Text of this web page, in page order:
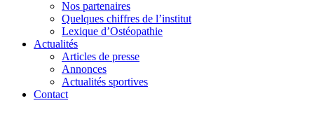
Nos partenaires
Quelques chiffres de l’institut
Lexique d’Ostéopathie
Actualités
Articles de presse
Annonces
Actualités sportives
Contact